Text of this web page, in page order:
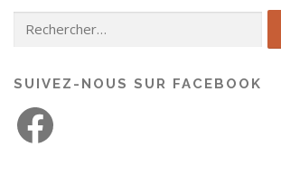
SUIVEZ-NOUS SUR FACEBOOK